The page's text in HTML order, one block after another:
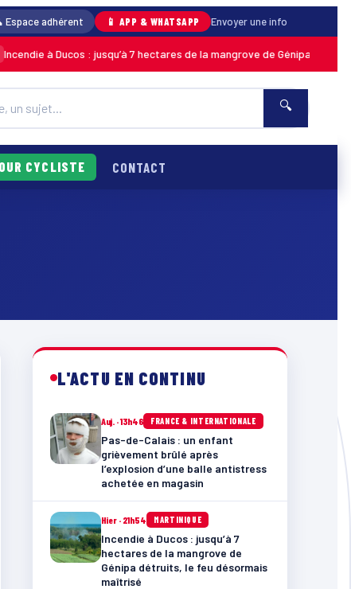
Espace adhérent 📱 APP & WHATSAPP Envoyer une info
à Ducos : jusqu’à 7 hectares de la mangrove de Génipa détruits, le
🔍
CYCLISTE CONTACT
L'ACTU EN CONTINU
Auj. · 13h46 FRANCE & INTERNATIONALE
Pas-de-Calais : un enfant
grièvement brûlé après
l’explosion d’une balle antistress
achetée en magasin
Hier · 21h54 MARTINIQUE
Incendie à Ducos : jusqu’à 7
hectares de la mangrove de
Génipa détruits, le feu désormais
maîtrisé